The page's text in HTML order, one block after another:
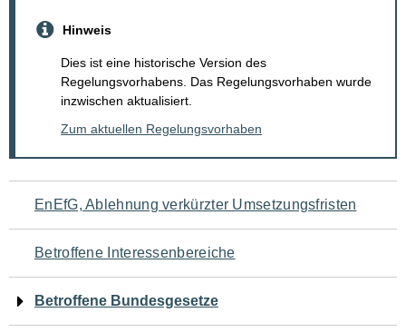
Hinweis
Dies ist eine historische Version des
Regelungsvorhabens. Das Regelungsvorhaben wurde
inzwischen aktualisiert.
Zum aktuellen Regelungsvorhaben
Navigation
für
den
Seiteninhalt
EnEfG, Ablehnung verkürzter Umsetzungsfristen
Betroffene Interessenbereiche
Betroffene Bundesgesetze